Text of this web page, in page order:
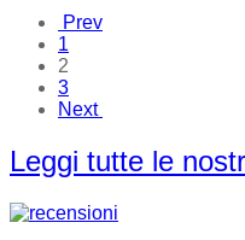
Prev
1
2
3
Next
Leggi tutte le